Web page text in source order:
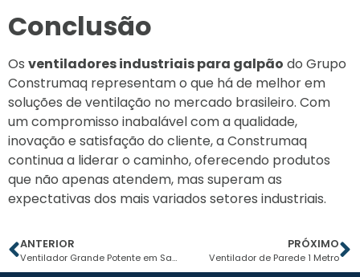
Conclusão
Os ventiladores industriais para galpão do Grupo
Construmaq representam o que há de melhor em
soluções de ventilação no mercado brasileiro. Com
um compromisso inabalável com a qualidade,
inovação e satisfação do cliente, a Construmaq
continua a liderar o caminho, oferecendo produtos
que não apenas atendem, mas superam as
expectativas dos mais variados setores industriais.
ANTERIOR
Ventilador Grande Potente em Santa Catarina
PRÓXIMO
Ventilador de Parede 1 Metro